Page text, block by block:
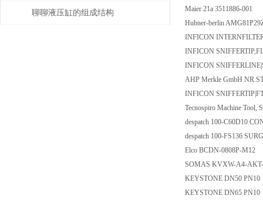
位移测量和主轴控制
聊聊液压缸的组成结构
Maier 21a 3511886-001
Hubner-berlin
INFICON
INFICON
INFICON
AHP Merkle GmbH
INFICON
Tecnospiro Machine Tool,
despatch 100-C60D10
despatch 100-FS136
Elco BCDN-0808P-M12
SOMAS KVXW-A4-
KEYSTONE DN50 PN10
KEYSTONE DN65 PN10